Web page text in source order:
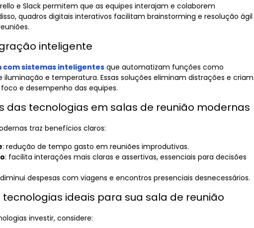
e Slack permitem que as equipes interajam e colaborem
quadros digitais interativos facilitam brainstorming e resolução ágil
inteligente
com sistemas inteligentes que automatizam funções como
e temperatura. Essas soluções eliminam distrações e criam
e desempenho das equipes.
das tecnologias em salas de reunião modernas
traz benefícios claros:
: redução de tempo gasto em reuniões improdutivas.
: facilita interações mais claras e assertivas, essenciais para decisões
despesas com viagens e encontros presenciais desnecessários.
ideais para sua sala de reunião
investir, considere: